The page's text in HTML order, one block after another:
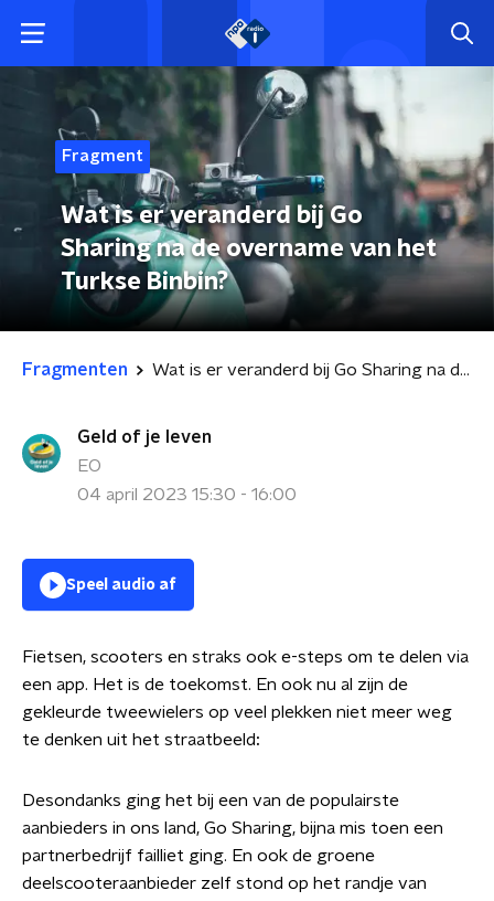
Fragment
Wat is er veranderd bij Go
Sharing na de overname van het
Turkse Binbin?
Fragmenten Wat is er veranderd bij Go Sharing na de overname van het Turkse Binbin?
Geld of je leven
EO
04 april 2023 15:30 - 16:00
Speel audio af
Fietsen, scooters en straks ook e-steps om te delen via
een app. Het is de toekomst. En ook nu al zijn de
gekleurde tweewielers op veel plekken niet meer weg
te denken uit het straatbeeld:
Desondanks ging het bij een van de populairste
aanbieders in ons land, Go Sharing, bijna mis toen een
partnerbedrijf failliet ging. En ook de groene
deelscooteraanbieder zelf stond op het randje van